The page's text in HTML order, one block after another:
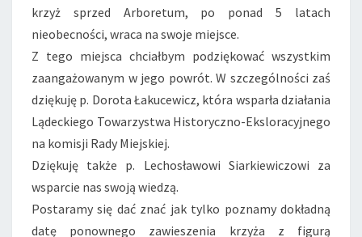
krzyż sprzed Arboretum, po ponad 5 latach
nieobecności, wraca na swoje miejsce.
Z tego miejsca chciałbym podziękować wszystkim
zaangażowanym w jego powrót. W szczególności zaś
dziękuję p. Dorota Łakucewicz, która wsparła działania
Lądeckiego Towarzystwa Historyczno-Eksloracyjnego
na komisji Rady Miejskiej.
Dziękuję także p. Lechosławowi Siarkiewiczowi za
wsparcie nas swoją wiedzą.
Postaramy się dać znać jak tylko poznamy dokładną
datę ponownego zawieszenia krzyża z figurą